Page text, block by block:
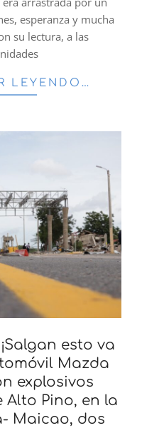
esperanza y mucha
su lectura, a las
LEYENDO…
¡Salgan esto va
Mazda
explosivos
Alto Pino, en la
Maicao, dos